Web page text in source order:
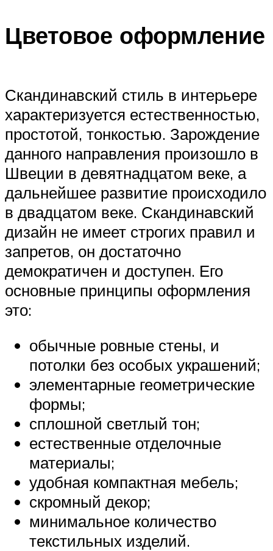
Цветовое оформление
Скандинавский стиль в интерьере
характеризуется естественностью,
простотой, тонкостью. Зарождение
данного направления произошло в
Швеции в девятнадцатом веке, а
дальнейшее развитие происходило
в двадцатом веке. Скандинавский
дизайн не имеет строгих правил и
запретов, он достаточно
демократичен и доступен. Его
основные принципы оформления
это:
обычные ровные стены, и
потолки без особых украшений;
элементарные геометрические
формы;
сплошной светлый тон;
естественные отделочные
материалы;
удобная компактная мебель;
скромный декор;
минимальное количество
текстильных изделий.